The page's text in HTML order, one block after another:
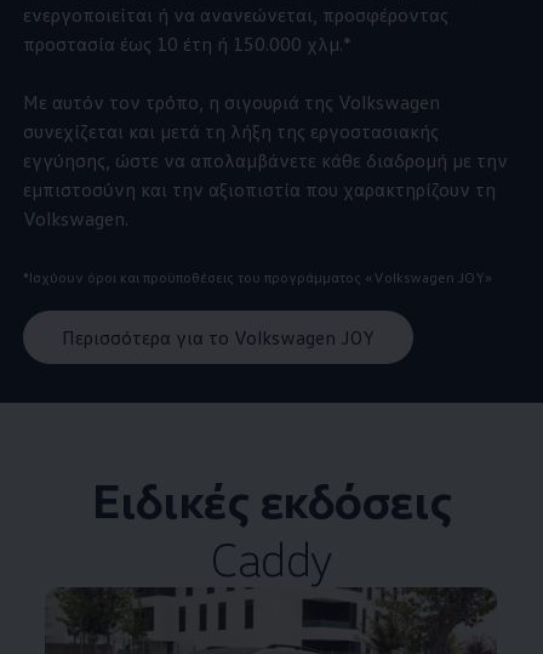
ενεργοποιείται ή να ανανεώνεται, προσφέροντας
προστασία έως 10 έτη ή 150.000 χλμ.*
Με αυτόν τον τρόπο, η σιγουριά της Volkswagen
συνεχίζεται και μετά τη λήξη της εργοστασιακής
εγγύησης, ώστε να απολαμβάνετε κάθε διαδρομή με την
εμπιστοσύνη και την αξιοπιστία που χαρακτηρίζουν τη
Volkswagen.
*Ισχύουν όροι και προϋποθέσεις του προγράμματος «Volkswagen JOY»
Περισσότερα για τo Volkswagen JOY
Ειδικές εκδόσεις
Caddy